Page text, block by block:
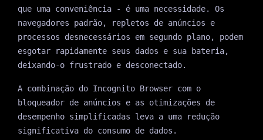
que uma conveniência - é uma necessidade. Os
navegadores padrão, repletos de anúncios e
processos desnecessários em segundo plano, podem
esgotar rapidamente seus dados e sua bateria,
deixando-o frustrado e desconectado.
A combinação do Incognito Browser com o
bloqueador de anúncios e as otimizações de
desempenho simplificadas leva a uma redução
significativa do consumo de dados.